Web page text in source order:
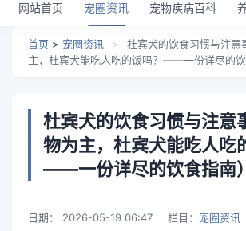
网站首页 宠圈资讯 宠物疾病百科
首页 > 宠圈资讯 >
杜宾犬的饮食习惯与注意
主，杜宾犬能吃人吃的饭吗？——一份详尽的饮
杜宾犬的饮食习惯与注意
物为主，杜宾犬能吃人吃
——一份详尽的饮食指南）
日期： 2026-05-19 06:47 栏目： 宠圈资讯